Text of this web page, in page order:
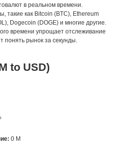
в реальном времени.
такие как Bitcoin (BTC), Ethereum
Dogecoin (DOGE) и многие другие.
времени упрощает отслеживание
понять рынок за секунды.
to USD)
0 M